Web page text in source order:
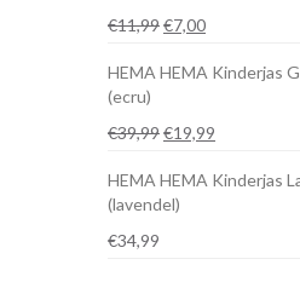
€11,99Oorspronkelijke
was:
€7,00Huidige
is:
HEMA HEMA Kinderjas
(ecru)
€39,99Oorspronkelijke
was:
€39,99.
€19,99
is:
HEMA HEMA Kinderjas
(lavendel)
€34,99